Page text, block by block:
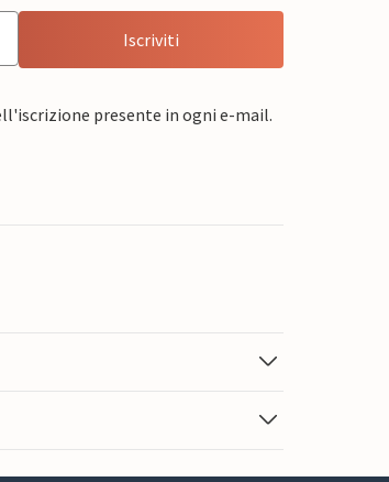
Iscriviti
presente in ogni e-mail.